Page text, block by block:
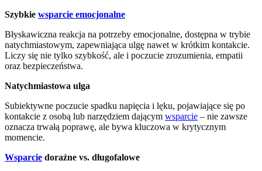
Szybkie wsparcie emocjonalne
Błyskawiczna reakcja na potrzeby emocjonalne, dostępna w trybie
natychmiastowym, zapewniająca ulgę nawet w krótkim kontakcie.
Liczy się nie tylko szybkość, ale i poczucie zrozumienia, empatii
oraz bezpieczeństwa.
Natychmiastowa ulga
Subiektywne poczucie spadku napięcia i lęku, pojawiające się po
kontakcie z osobą lub narzędziem dającym wsparcie – nie zawsze
oznacza trwałą poprawę, ale bywa kluczowa w krytycznym
momencie.
Wsparcie doraźne vs. długofalowe